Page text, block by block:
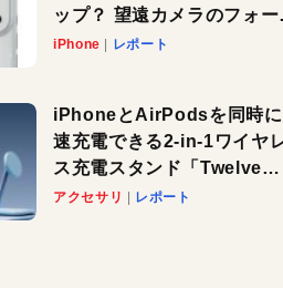
ップ？ 望遠カメラのフォー
スがさらにシャープに？
iPhone レポート
iPhoneとAirPodsを同時
速充電できる2-in-1ワイヤ
ス充電スタンド「Twelve
South HiRise 2 Deluxe」が
アクセサリ レポート